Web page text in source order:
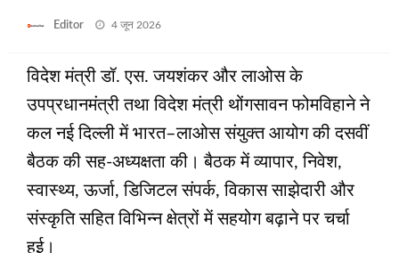
Editor
Posted
4 जून 2026
विदेश मंत्री डॉ. एस. जयशंकर और लाओस के
उपप्रधानमंत्री तथा विदेश मंत्री थोंगसावन फोमविहाने ने
कल नई दिल्ली में भारत–लाओस संयुक्त आयोग की दसवीं
बैठक की सह-अध्यक्षता की। बैठक में व्यापार, निवेश,
स्वास्थ्य, ऊर्जा, डिजिटल संपर्क, विकास साझेदारी और
संस्कृति सहित विभिन्न क्षेत्रों में सहयोग बढ़ाने पर चर्चा
हुई।